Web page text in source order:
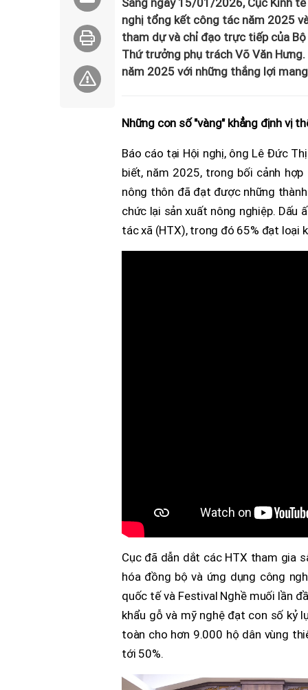
Sáng ngày 15/01/2026, Cục Kinh
nghị tổng kết công tác năm 2025
tham dự và chỉ đạo trực tiếp của
Thứ trưởng phụ trách Võ Văn
năm 2025 với những thắng lợi
Những con số "vàng" khẳng định vị
Báo cáo tại Hội nghị, ông Lê Đức
biết, năm 2025, trong bối cảnh
nông thôn đã đạt được những
chức lại sản xuất nông nghiệp.
tác xã (HTX), trong đó 65% đạt loại
Cục đã dẫn dắt các HTX tham gia
hóa đồng bộ và ứng dụng công
quốc tế và Festival Nghề muối lần
khẩu gỗ và mỹ nghệ đạt con số kỷ
toàn cho hơn 9.000 hộ dân vùng
tới 50%.